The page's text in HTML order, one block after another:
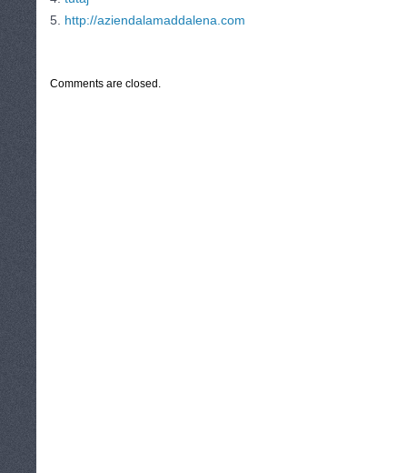
5. http://aziendalamaddalena.com
Comments are closed.